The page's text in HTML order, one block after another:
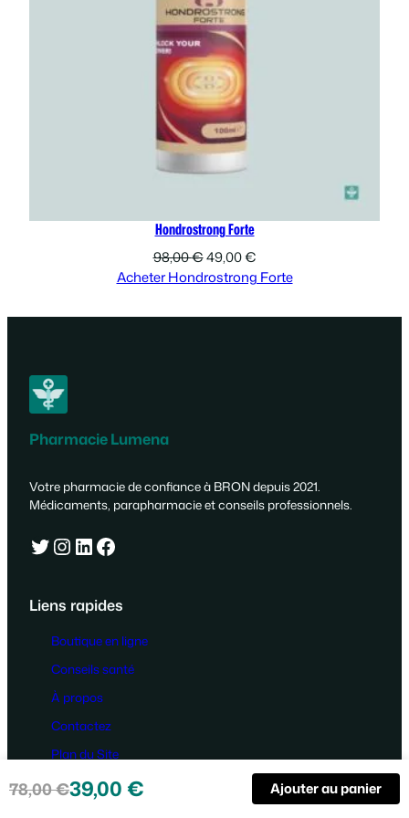
Hondrostrong Forte
98,00€Le
prix
était :
49,00€Le
prix
est :
Acheter Hondrostrong Forte
Pharmacie Lumena
Votre pharmacie de confiance à BRON depuis 2021.
Médicaments, parapharmacie et conseils professionnels.
Twitter InstagramLinkedIn Facebook
Liens rapides
Boutique en ligne
Conseils santé
À propos
Contactez
Plan du Site
Informations légales
78,00€
Le 39,00 €
Le Ajouter au panier